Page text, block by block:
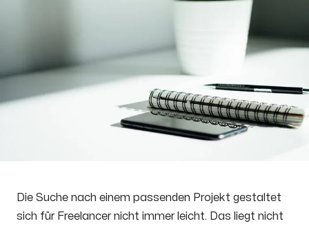
Die Suche nach einem passenden Projekt gestaltet
sich für Freelancer nicht immer leicht. Das liegt nicht